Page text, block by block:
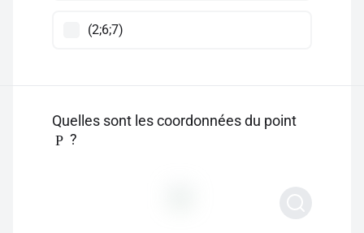
(2;6;7)
Quelles sont les coordonnées du point
P ?